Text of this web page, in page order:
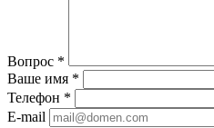
Вопрос *
Ваше имя *
Телефон *
E-mail